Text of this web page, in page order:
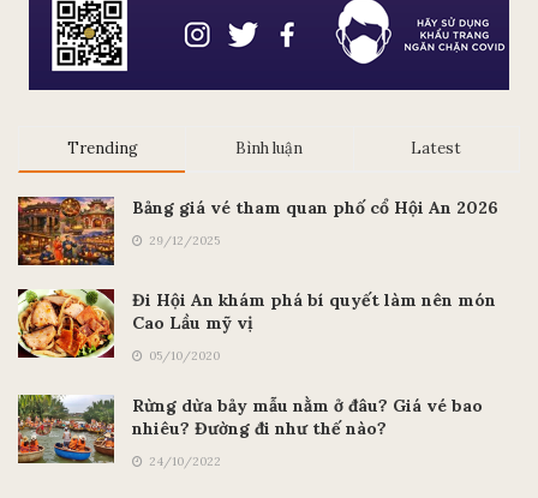
Trending Bình luận Latest
Bảng giá vé tham quan phố cổ Hội An 2026
29/12/2025
Đi Hội An khám phá bí quyết làm nên món
Cao Lầu mỹ vị
05/10/2020
Rừng dừa bảy mẫu nằm ở đâu? Giá vé bao
nhiêu? Đường đi như thế nào?
24/10/2022